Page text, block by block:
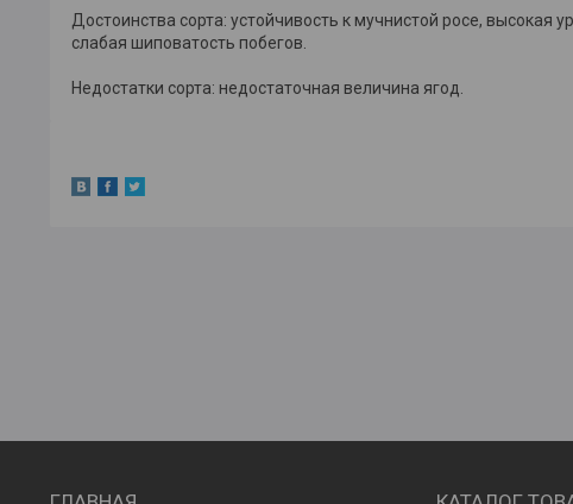
Достоинства сорта: устойчивость к мучнистой росе, высокая
слабая шиповатость побегов.
Недостатки сорта: недостаточная величина ягод.